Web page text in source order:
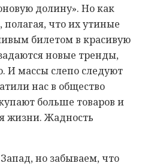
долину». Но как
что их утиные
билетом в красивую
новые тренды,
И массы слепо следуют
нас в общество
больше товаров и
жизни. Жадность
но забываем, что